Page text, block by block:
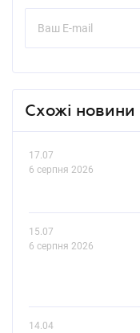
Схожі новини
17.07
6 серпня 2026
15.07
6 серпня 2026
14.04